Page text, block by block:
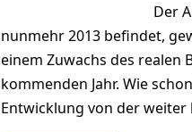
Der
nunmehr 2013 befindet,
einem Zuwachs des realen
kommenden Jahr. Wie
Entwicklung von der